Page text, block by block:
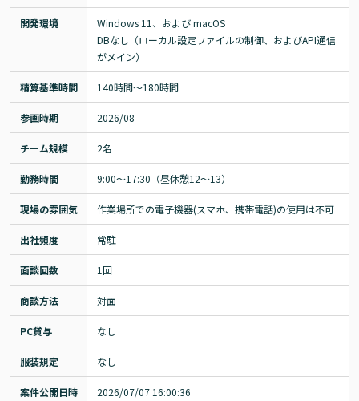
開発環境
Windows 11、および macOS
DBなし（ローカル設定ファイルの制御、およびAPI通信
がメイン）
精算基準時間 140時間〜180時間
参画時期 2026/08
チーム規模 2名
勤務時間 9:00～17:30（昼休憩12～13）
現場の雰囲気 作業場所での電子機器(スマホ、携帯電話)の使用は不可
出社頻度 常駐
面談回数 1回
商談方法 対面
PC貸与 なし
服装規定 なし
案件公開日時 2026/07/07 16:00:36